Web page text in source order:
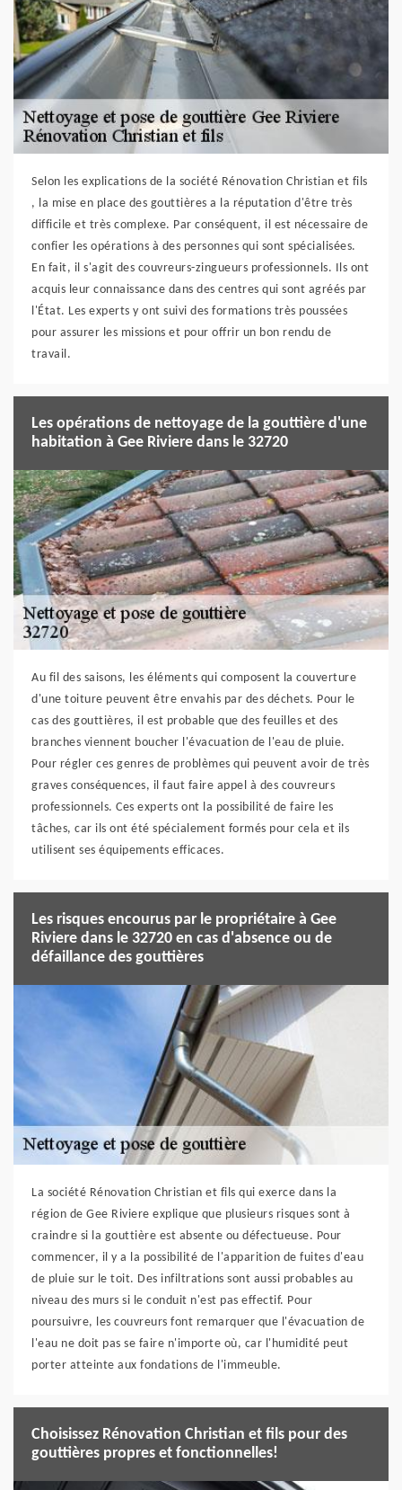
Selon les explications de la société Rénovation Christian et fils
, la mise en place des gouttières a la réputation d'être très
difficile et très complexe. Par conséquent, il est nécessaire de
confier les opérations à des personnes qui sont spécialisées.
En fait, il s'agit des couvreurs-zingueurs professionnels. Ils ont
acquis leur connaissance dans des centres qui sont agréés par
l'État. Les experts y ont suivi des formations très poussées
pour assurer les missions et pour offrir un bon rendu de
travail.
Les opérations de nettoyage de la gouttière d'une
habitation à Gee Riviere dans le 32720
Au fil des saisons, les éléments qui composent la couverture
d'une toiture peuvent être envahis par des déchets. Pour le
cas des gouttières, il est probable que des feuilles et des
branches viennent boucher l'évacuation de l'eau de pluie.
Pour régler ces genres de problèmes qui peuvent avoir de très
graves conséquences, il faut faire appel à des couvreurs
professionnels. Ces experts ont la possibilité de faire les
tâches, car ils ont été spécialement formés pour cela et ils
utilisent ses équipements efficaces.
Les risques encourus par le propriétaire à Gee
Riviere dans le 32720 en cas d'absence ou de
défaillance des gouttières
La société Rénovation Christian et fils qui exerce dans la
région de Gee Riviere explique que plusieurs risques sont à
craindre si la gouttière est absente ou défectueuse. Pour
commencer, il y a la possibilité de l'apparition de fuites d'eau
de pluie sur le toit. Des infiltrations sont aussi probables au
niveau des murs si le conduit n'est pas effectif. Pour
poursuivre, les couvreurs font remarquer que l'évacuation de
l'eau ne doit pas se faire n'importe où, car l'humidité peut
porter atteinte aux fondations de l'immeuble.
Choisissez Rénovation Christian et fils pour des
gouttières propres et fonctionnelles!